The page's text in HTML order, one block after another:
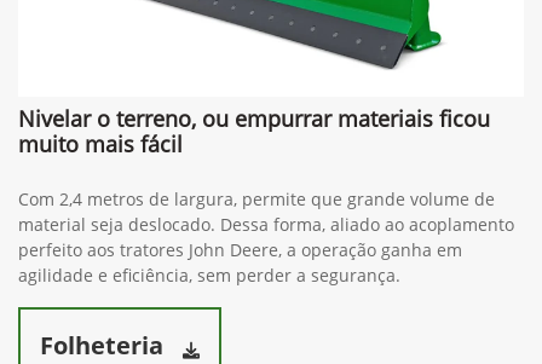
Nivelar o terreno, ou empurrar materiais ficou
muito mais fácil
Com 2,4 metros de largura, permite que grande volume de
material seja deslocado. Dessa forma, aliado ao acoplamento
perfeito aos tratores John Deere, a operação ganha em
agilidade e eficiência, sem perder a segurança.
Folheteria